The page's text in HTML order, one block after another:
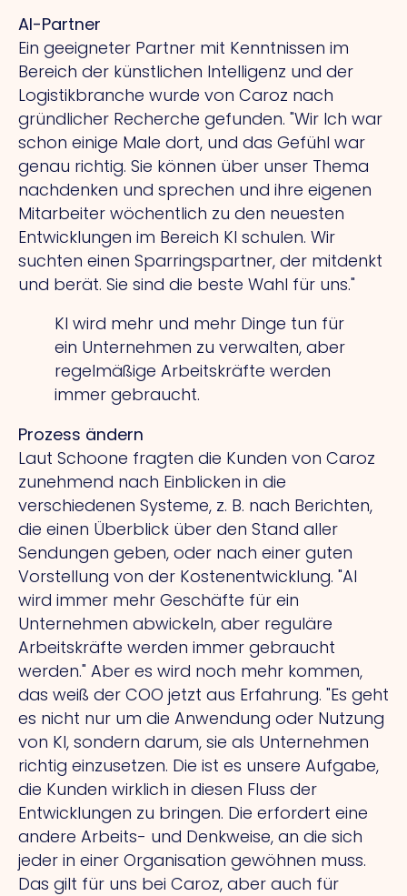
AI-Partner
Ein geeigneter Partner mit Kenntnissen im
Bereich der künstlichen Intelligenz und der
Logistikbranche wurde von Caroz nach
gründlicher Recherche gefunden. "Wir Ich war
schon einige Male dort, und das Gefühl war
genau richtig. Sie können über unser Thema
nachdenken und sprechen und ihre eigenen
Mitarbeiter wöchentlich zu den neuesten
Entwicklungen im Bereich KI schulen. Wir
suchten einen Sparringspartner, der mitdenkt
und berät. Sie sind die beste Wahl für uns."
KI wird mehr und mehr Dinge tun für
ein Unternehmen zu verwalten, aber
regelmäßige Arbeitskräfte werden
immer gebraucht.
Prozess ändern
Laut Schoone fragten die Kunden von Caroz
zunehmend nach Einblicken in die
verschiedenen Systeme, z. B. nach Berichten,
die einen Überblick über den Stand aller
Sendungen geben, oder nach einer guten
Vorstellung von der Kostenentwicklung. "AI
wird immer mehr Geschäfte für ein
Unternehmen abwickeln, aber reguläre
Arbeitskräfte werden immer gebraucht
werden." Aber es wird noch mehr kommen,
das weiß der COO jetzt aus Erfahrung. "Es geht
es nicht nur um die Anwendung oder Nutzung
von KI, sondern darum, sie als Unternehmen
richtig einzusetzen. Die ist es unsere Aufgabe,
die Kunden wirklich in diesen Fluss der
Entwicklungen zu bringen. Die erfordert eine
andere Arbeits- und Denkweise, an die sich
jeder in einer Organisation gewöhnen muss.
Das gilt für uns bei Caroz, aber auch für